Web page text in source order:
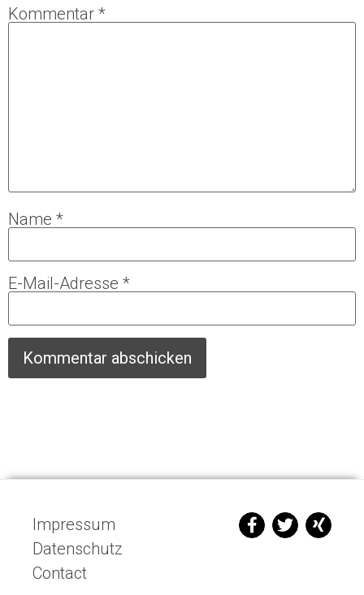
Kommentar *
Name *
E-Mail-Adresse *
Impressum
Datenschutz
Contact